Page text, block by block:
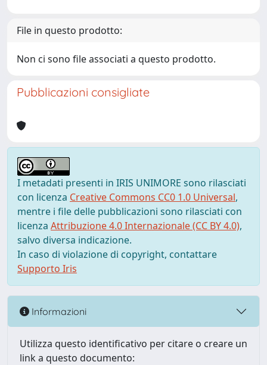
File in questo prodotto:
Non ci sono file associati a questo prodotto.
Pubblicazioni consigliate
I metadati presenti in IRIS UNIMORE sono rilasciati
con licenza Creative Commons CC0 1.0 Universal,
mentre i file delle pubblicazioni sono rilasciati con
licenza Attribuzione 4.0 Internazionale (CC BY 4.0),
salvo diversa indicazione.
In caso di violazione di copyright, contattare
Supporto Iris
Informazioni
Utilizza questo identificativo per citare o creare un
link a questo documento: